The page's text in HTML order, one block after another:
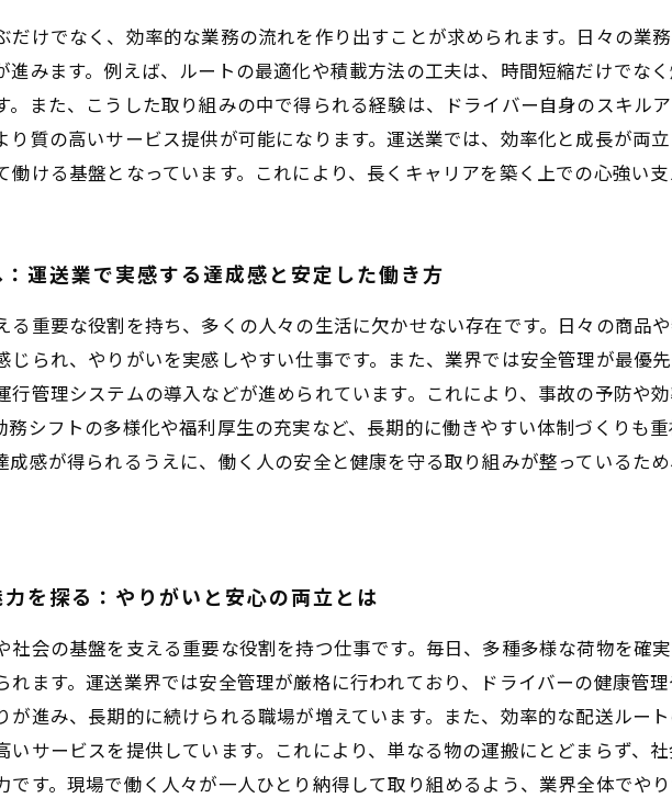
だけでなく、効率的な業務の流れを作り出すことが求められます。日々の業
進みます。例えば、ルートの最適化や積載方法の工夫は、時間短縮だけでな
。また、こうした取り組みの中で得られる経験は、ドライバー自身のスキル
り質の高いサービス提供が可能になります。運送業では、効率化と成長が両
ける基盤となっています。これにより、長くキャリアを築く上での心強い支
運送業で実感する達成感と安定した働き方
る重要な役割を持ち、多くの人々の生活に欠かせない存在です。日々の商品
じられ、やりがいを実感しやすい仕事です。また、業界では安全管理が最優
行管理システムの導入などが進められています。これにより、事故の予防や
務シフトの多様化や福利厚生の充実など、長期的に働きやすい体制づくりも
成感が得られるうえに、働く人の安全と健康を守る取り組みが整っているた
を探る：やりがいと安心の両立とは
社会の基盤を支える重要な役割を持つ仕事です。毎日、多種多様な荷物を確
ます。運送業界では安全管理が厳格に行われており、ドライバーの健康管
が進み、長期的に続けられる職場が増えています。また、効率的な配送ルー
いサービスを提供しています。これにより、単なる物の運搬にとどまらず、
す。現場で働く人々が一人ひとり納得して取り組めるよう、業界全体でや